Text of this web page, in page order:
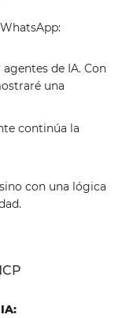
de IA. Con
una
continúa la
con una lógica